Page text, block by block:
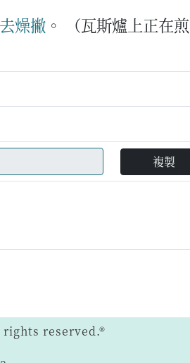
去燥撇 。
（瓦斯爐上正在
複製
rights reserved.®